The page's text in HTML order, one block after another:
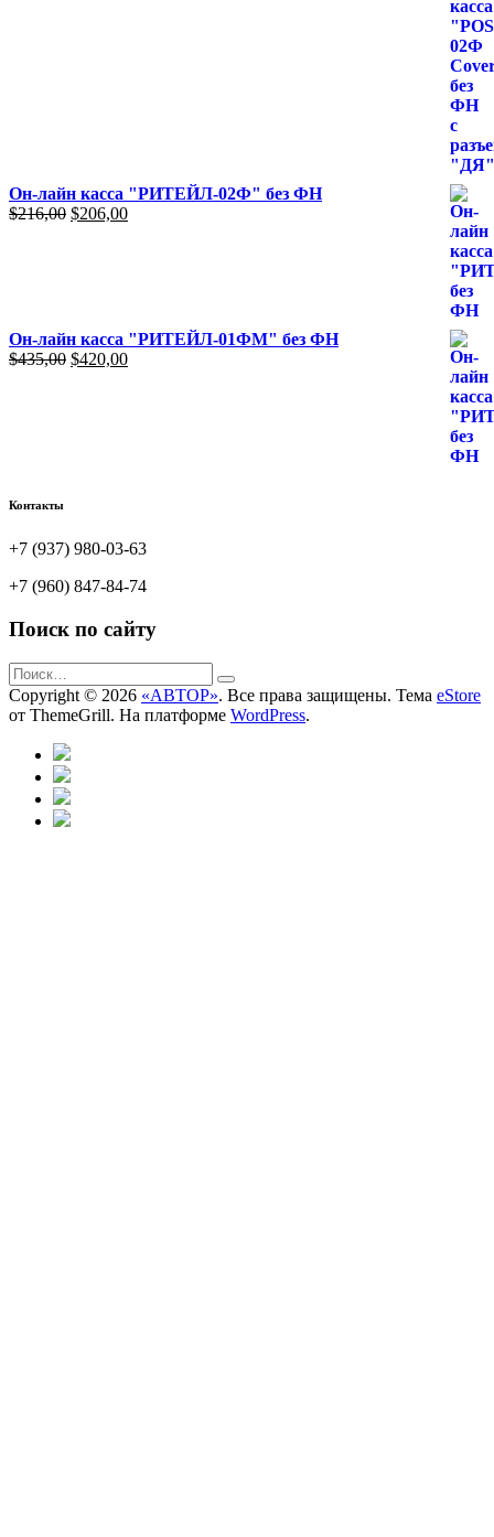
Он-лайн касса "РИТЕЙЛ-02Ф" без ФН
$216,00 Первоначальная
$206,00Текущая
Он-лайн касса "РИТЕЙЛ-01ФМ" без ФН
$435,00 Первоначальная
$420,00Текущая
Контакты
+7 (937) 980-03-63
+7 (960) 847-84-74
Поиск по сайту
Copyright © 2026 «АВТОР». Все права защищены. Тема eStore
от ThemeGrill. На платформе WordPress.